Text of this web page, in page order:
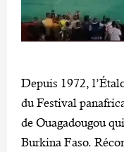
Depuis 1972,
du Festival
de Ouagadougou
Burkina Faso.